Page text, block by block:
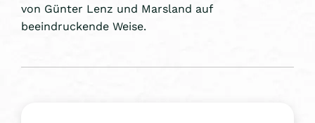
von Günter Lenz und Marsland auf
beeindruckende Weise.